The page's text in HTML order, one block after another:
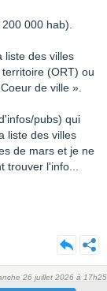
000 hab).
liste des villes
(ORT) ou
de ville ».
pubs) qui
liste des villes
de mars et je ne
l'info...
26 juillet 2026 à 17h25